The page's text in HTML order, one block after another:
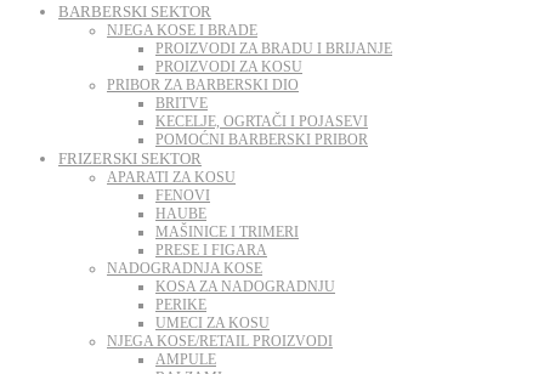
BARBERSKI SEKTOR
NJEGA KOSE I BRADE
PROIZVODI ZA BRADU I BRIJANJE
PROIZVODI ZA KOSU
PRIBOR ZA BARBERSKI DIO
BRITVE
KECELJE, OGRTAČI I POJASEVI
POMOĆNI BARBERSKI PRIBOR
FRIZERSKI SEKTOR
APARATI ZA KOSU
FENOVI
HAUBE
MAŠINICE I TRIMERI
PRESE I FIGARA
NADOGRADNJA KOSE
KOSA ZA NADOGRADNJU
PERIKE
UMECI ZA KOSU
NJEGA KOSE/RETAIL PROIZVODI
AMPULE